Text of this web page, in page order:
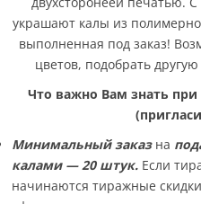
украшают калы из
выполненная под заказ!
цветов, подобрать
Что важно Вам знать при
Минимальный заказ на
калами —20 штук. Если
начинаются тиражные